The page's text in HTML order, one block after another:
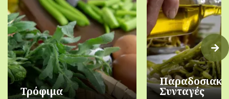
Τρόφιμα Συνταγές